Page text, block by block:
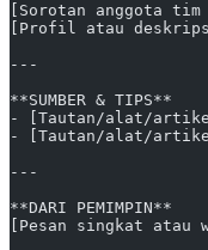
[Sorotan anggota tim
[Profil atau
---
**SUMBER & TIPS**
- [Tautan/alat/
- [Tautan/alat/
---
**DARI PEMIMPIN**
[Pesan singkat atau